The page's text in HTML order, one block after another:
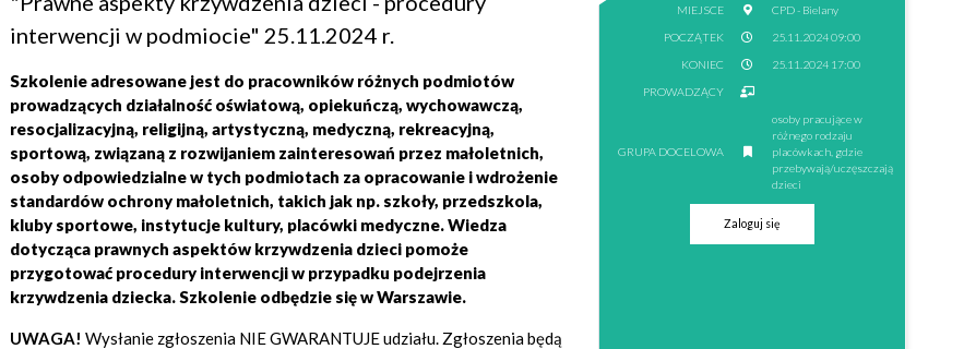
interwencji w podmiocie" 25.11.2024 r.
Szkolenie adresowane jest do pracowników różnych podmiotów
prowadzących działalność oświatową, opiekuńczą, wychowawczą,
resocjalizacyjną, religijną, artystyczną, medyczną, rekreacyjną,
sportową, związaną z rozwijaniem zainteresowań przez małoletnich,
osoby odpowiedzialne w tych podmiotach za opracowanie i wdrożenie
standardów ochrony małoletnich, takich jak np. szkoły, przedszkola,
kluby sportowe, instytucje kultury, placówki medyczne. Wiedza
dotycząca prawnych aspektów krzywdzenia dzieci pomoże
przygotować procedury interwencji w przypadku podejrzenia
krzywdzenia dziecka. Szkolenie odbędzie się w Warszawie.
UWAGA! Wysłanie zgłoszenia NIE GWARANTUJE udziału. Zgłoszenia będą
MIEJSCE CPD - Bielany
POCZĄTEK 25.11.2024 09:00
KONIEC 25.11.2024 17:00
PROWADZĄCY
GRUPA DOCELOWA
osoby pracujące w
różnego rodzaju
placówkach, gdzie
przebywają/uczęszczają
dzieci
Zaloguj się